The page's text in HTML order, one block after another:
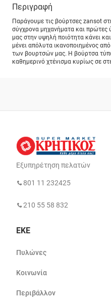
Περιγραφή
Παράγουμε τις βούρτσες zansot
σύγχρονα μηχανήματα και πρώτες
μας στην υψηλή ποιότητα κάνει
μένει απόλυτα ικανοποιημένος
των βουρτσών μας. Η βούρτσα
καθημερινό χτένισμα κυρίως σε
Εξυπηρέτηση πελατών
801 11 232425
210 55 58 832
ΕΚΕ
Πυλώνες
Κοινωνία
Περιβάλλον